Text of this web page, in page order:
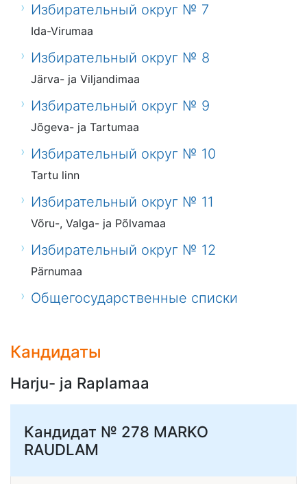
Избирательный округ № 7
Ida-Virumaa
Избирательный округ № 8
Järva- ja Viljandimaa
Избирательный округ № 9
Jõgeva- ja Tartumaa
Избирательный округ № 10
Tartu linn
Избирательный округ № 11
Võru-, Valga- ja Põlvamaa
Избирательный округ № 12
Pärnumaa
Общегосударственные списки
Кандидаты
Harju- ja Raplamaa
Кандидат № 278 MARKO
RAUDLAM